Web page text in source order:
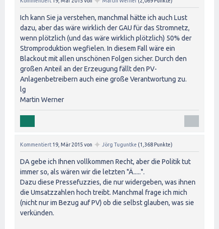
Ich kann Sie ja verstehen, manchmal hätte ich auch Lust
dazu, aber das wäre wirklich der GAU für das Stromnetz,
wenn plötzlich (und das wäre wirklich plötzlich) 50% der
Stromproduktion wegfielen. In diesem Fall wäre ein
Blackout mit allen unschönen Folgen sicher. Durch den
großen Anteil an der Erzeugung fällt den PV-
Anlagenbetreibern auch eine große Verantwortung zu.
lg
Martin Werner
Kommentiert 19, Mär 2015 von ✦ Jörg Tuguntke (1,368 Punkte)
DA gebe ich Ihnen vollkommen Recht, aber die Politik tut
immer so, als wären wir die letzten "Ä.....".
Dazu diese Pressefuzzies, die nur widergeben, was ihnen
die Umsatzzahlen hoch treibt. Manchmal frage ich mich
(nicht nur im Bezug auf PV) ob die selbst glauben, was sie
verkünden.